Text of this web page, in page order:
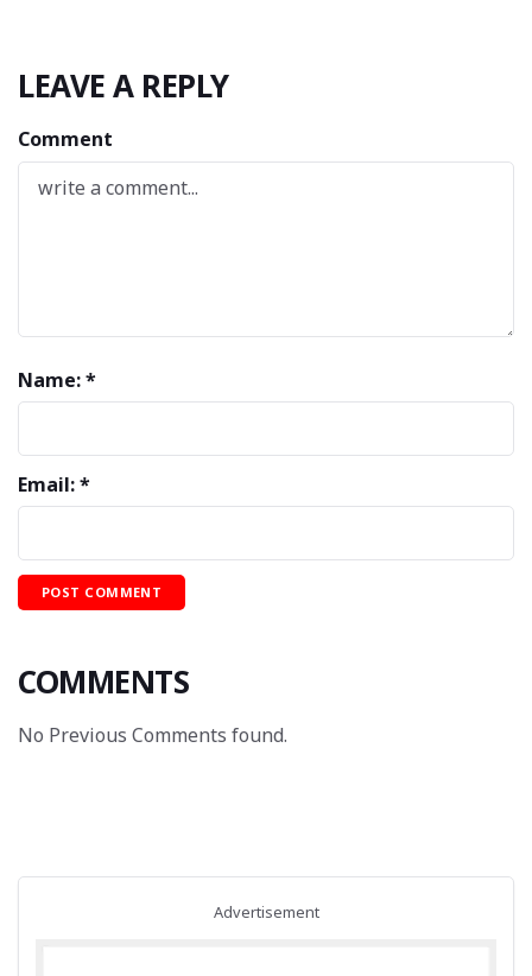
LEAVE A REPLY
Comment
Name: *
Email: *
COMMENTS
No Previous Comments found.
Advertisement